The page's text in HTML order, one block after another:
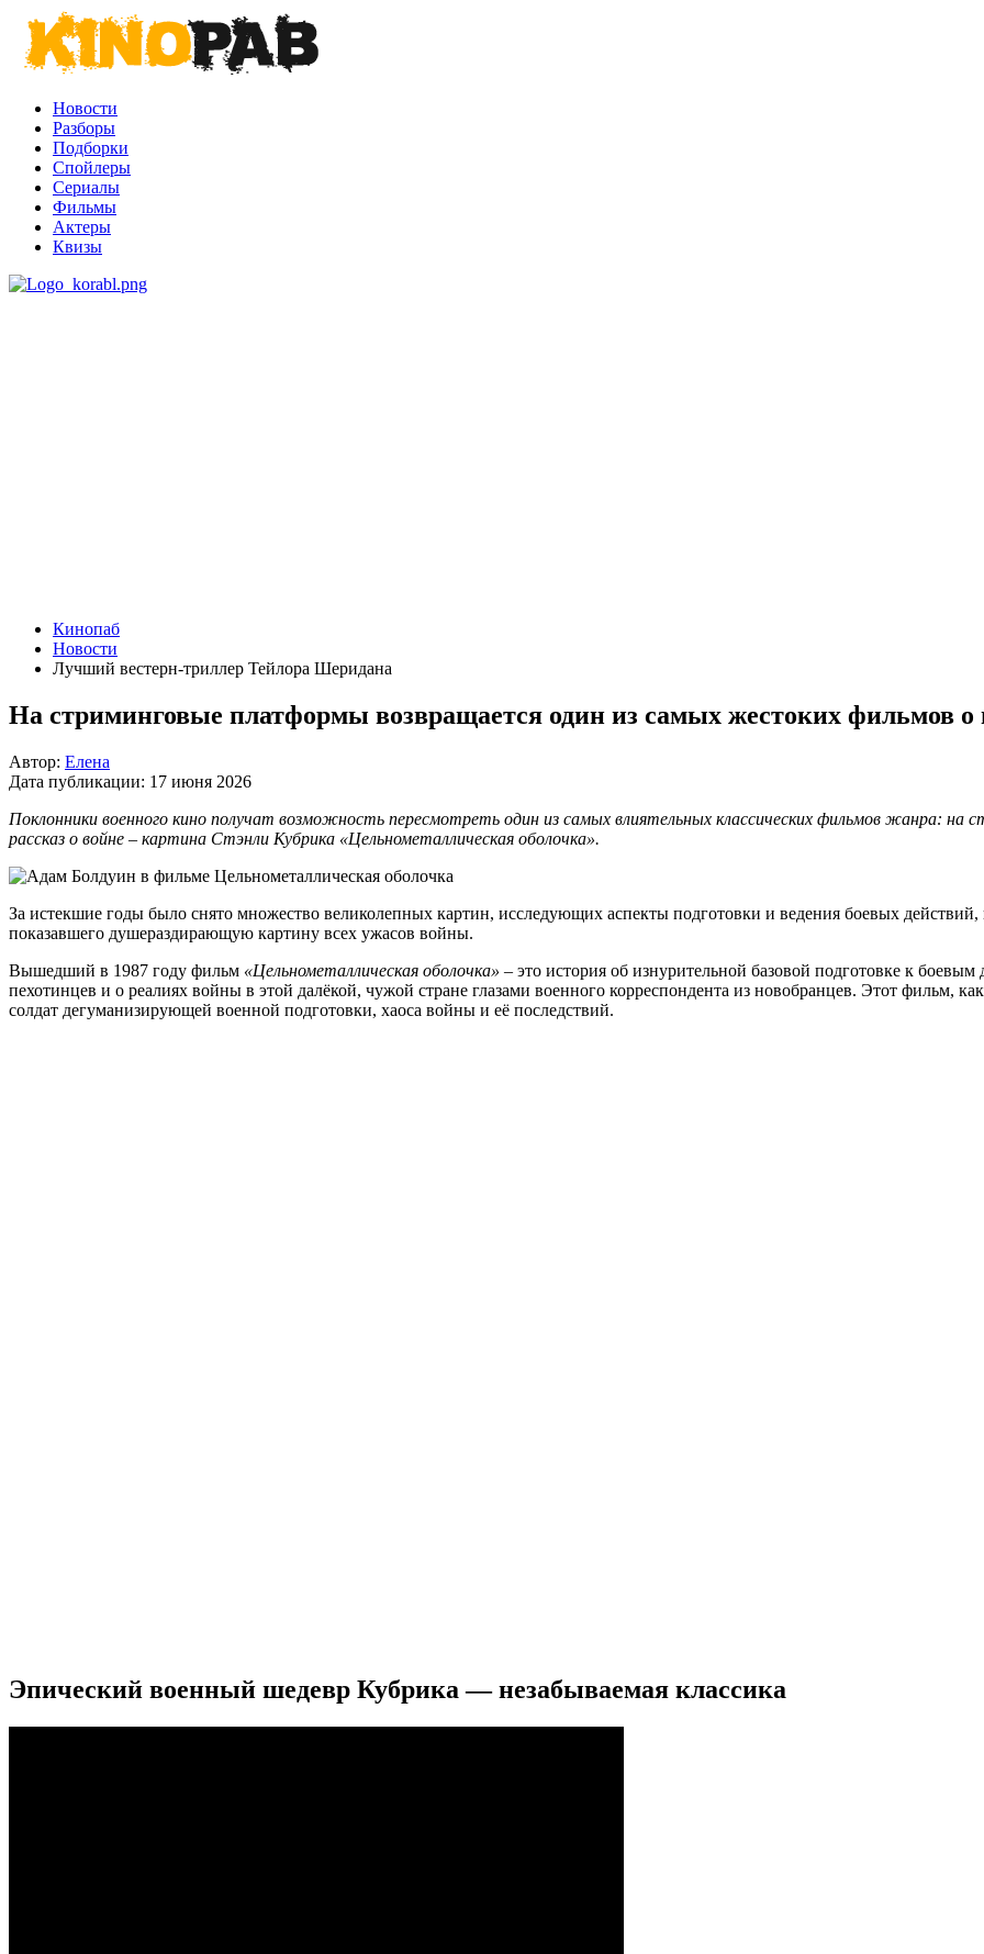
Новости
Разборы
Подборки
Спойлеры
Сериалы
Фильмы
Актеры
Квизы
Кинопаб
Новости
Лучший вестерн-триллер Тейлора Шеридана
На стриминговые платформы возвращается один из самых жестоких фильмов о
Автор: Елена
Дата публикации: 17 июня 2026
Поклонники военного кино получат возможность пересмотреть один из самых влиятельных классических фильмов жанра:
рассказ о войне – картина Стэнли Кубрика «Цельнометаллическая оболочка».
За истекшие годы было снято множество великолепных картин, исследующих аспекты подготовки и ведения боевых
показавшего душераздирающую картину всех ужасов войны.
Вышедший в 1987 году фильм «Цельнометаллическая оболочка» – это история об изнурительной базовой подготовке к
пехотинцев и о реалиях войны в этой далёкой, чужой стране глазами военного корреспондента из новобранцев. Этот фильм,
солдат дегуманизирующей военной подготовки, хаоса войны и её последствий.
Эпический военный шедевр Кубрика — незабываемая классика